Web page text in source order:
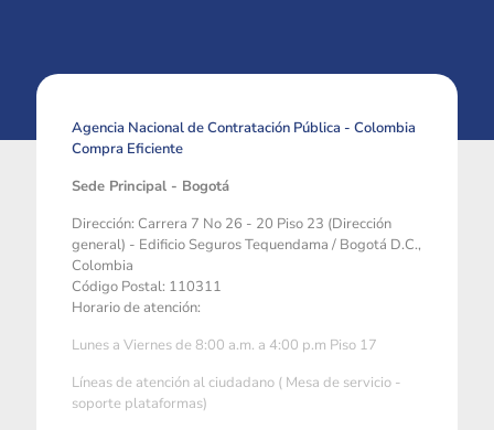
Agencia Nacional de Contratación Pública - Colombia
Compra Eficiente
Sede Principal - Bogotá
Dirección: Carrera 7 No 26 - 20 Piso 23 (Dirección
general) - Edificio Seguros Tequendama / Bogotá D.C.,
Colombia
Código Postal: 110311
Horario de atención:
Lunes a Viernes de 8:00 a.m. a 4:00 p.m Piso 17
Líneas de atención al ciudadano ( Mesa de servicio -
soporte plataformas)